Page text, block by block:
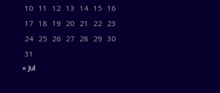
10 11 12 13 14 15 16
17 18 19 20 21 22 23
24 25 26 27 28 29 30
31
« Jul